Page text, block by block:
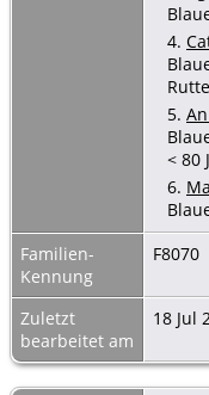
4.
5.
< 80
6.
Familien-
Kennung
F8070
Zuletzt
bearbeitet am
18 Jul